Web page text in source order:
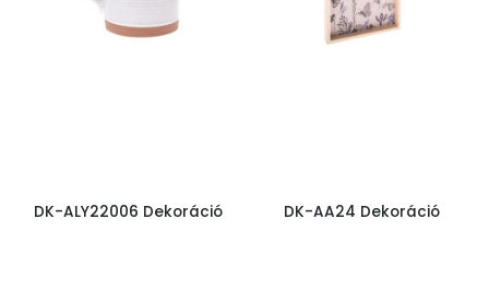
DK-ALY22006 Dekoráció DK-AA24 Dekoráció